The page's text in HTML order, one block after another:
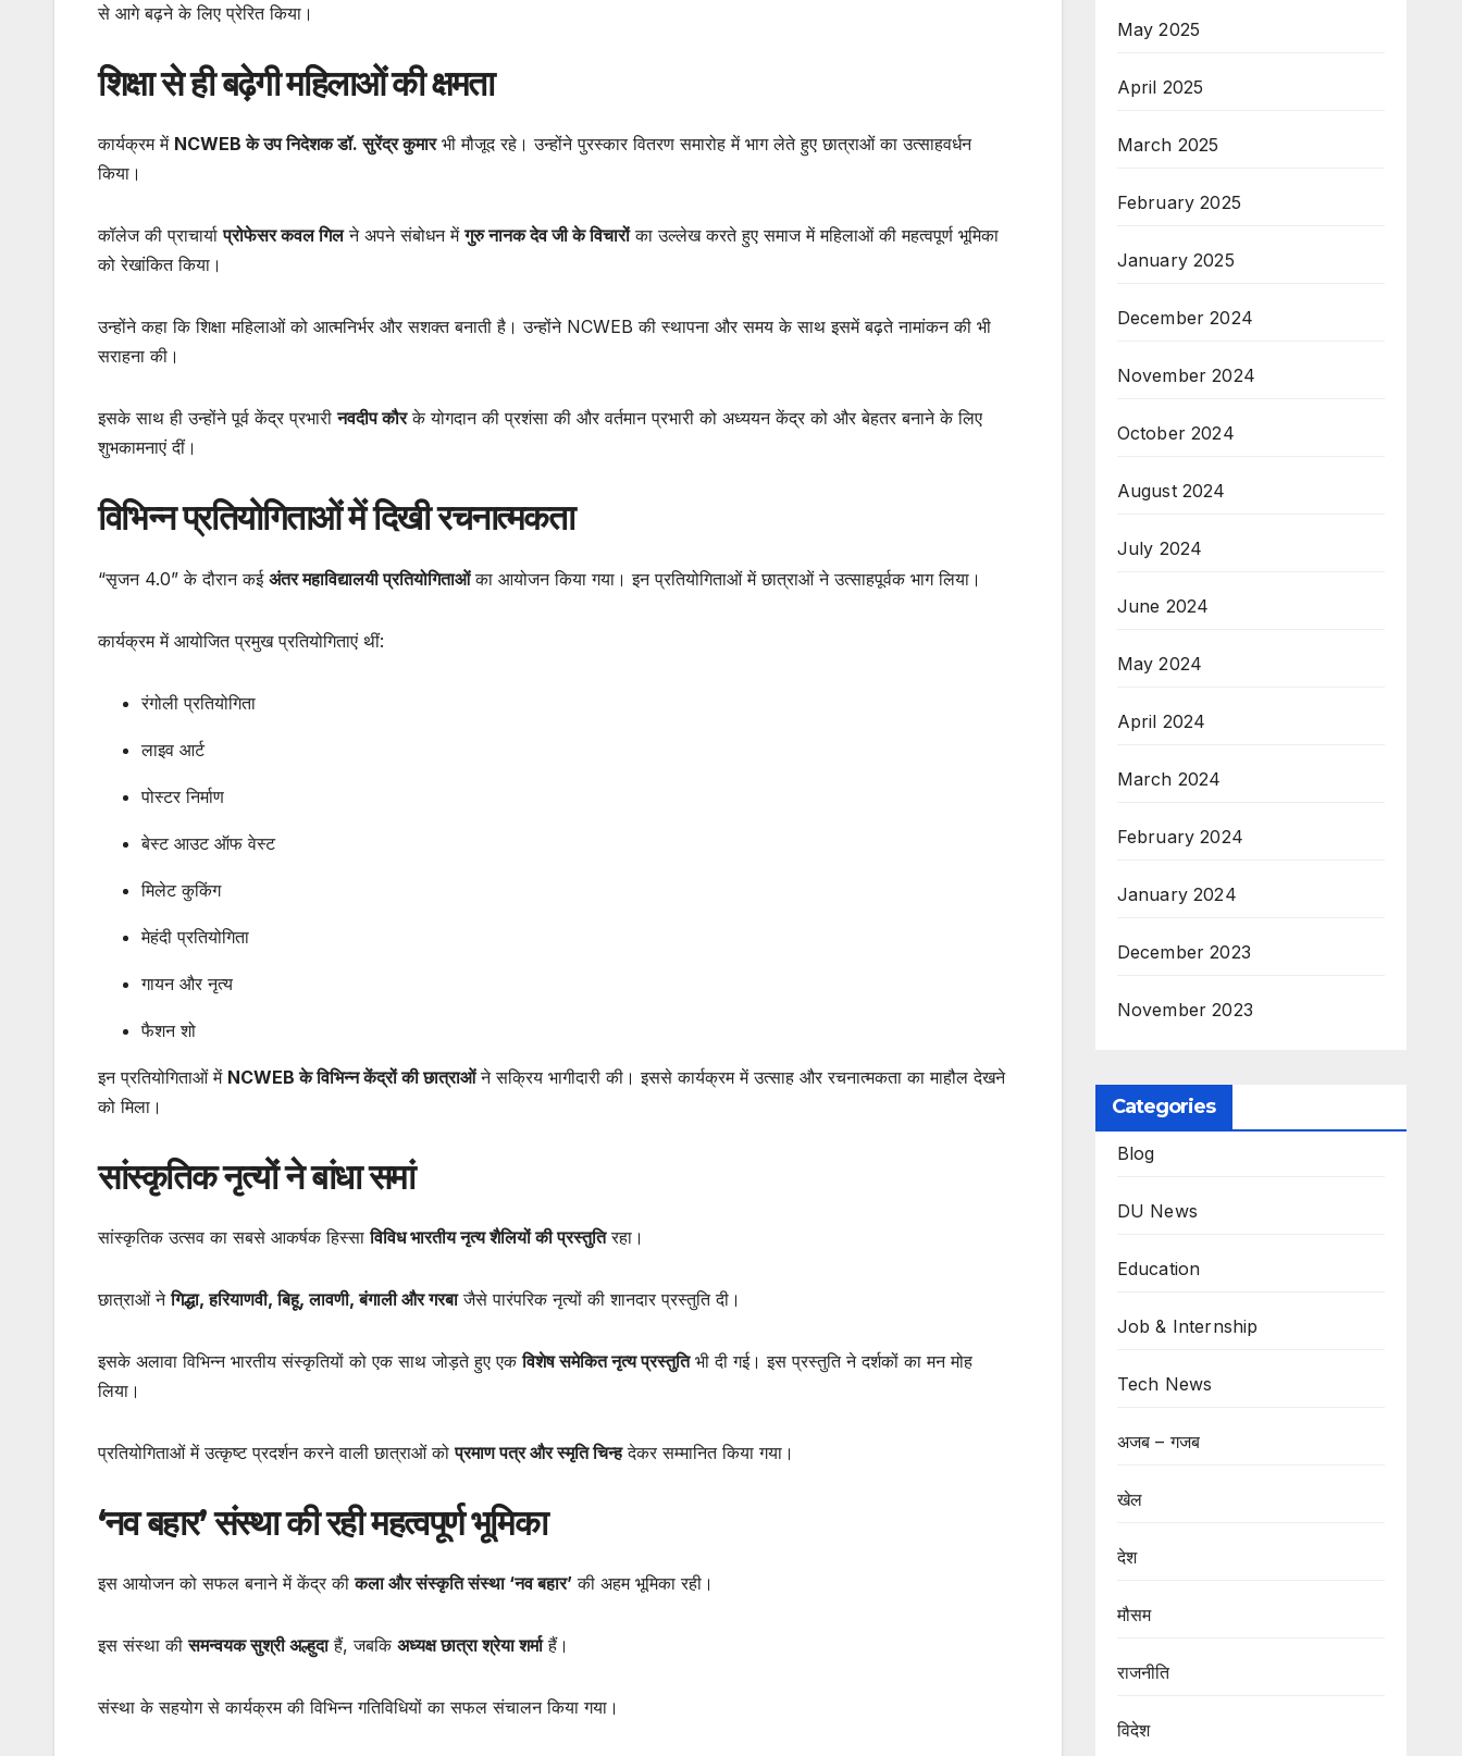
से आगे बढ़ने के लिए प्रेरित किया।
शिक्षा से ही बढ़ेगी महिलाओं की क्षमता
कार्यक्रम में NCWEB के उप निदेशक डॉ. सुरेंद्र कुमारभी मौजूद रहे। उन्होंने पुरस्कार वितरण समारोह में भाग लेते हुए छात्राओं का उत्साहवर्धन
किया।
कॉलेज की प्राचार्याप्रोफेसर कवल गिलने अपने संबोधन मेंगुरु नानक देव जी के विचारोंका उल्लेख करते हुए समाज में महिलाओं की महत्वपूर्ण भूमिका
को रेखांकित किया।
उन्होंने कहा कि शिक्षा महिलाओं को आत्मनिर्भर और सशक्त बनाती है। उन्होंने NCWEB की स्थापना और समय के साथ इसमें बढ़ते नामांकन की भी
सराहना की।
इसके साथ ही उन्होंने पूर्व केंद्र प्रभारीनवदीप कौरके योगदान की प्रशंसा की और वर्तमान प्रभारी को अध्ययन केंद्र को और बेहतर बनाने के लिए
शुभकामनाएं दीं।
विभिन्न प्रतियोगिताओं में दिखी रचनात्मकता
“सृजन 4.0” के दौरान कई अंतर महाविद्यालयी प्रतियोगिताओंका आयोजन किया गया। इन प्रतियोगिताओं में छात्राओं ने उत्साहपूर्वक भाग लिया।
कार्यक्रम में आयोजित प्रमुख प्रतियोगिताएं थीं:
रंगोली प्रतियोगिता
लाइव आर्ट
पोस्टर निर्माण
बेस्ट आउट ऑफ वेस्ट
मिलेट कुकिंग
मेहंदी प्रतियोगिता
गायन और नृत्य
फैशन शो
इन प्रतियोगिताओं में NCWEB के विभिन्न केंद्रों की छात्राओंने सक्रिय भागीदारी की। इससे कार्यक्रम में उत्साह और रचनात्मकता का माहौल देखने
को मिला।
सांस्कृतिक नृत्यों ने बांधा समां
सांस्कृतिक उत्सव का सबसे आकर्षक हिस्साविविध भारतीय नृत्य शैलियों की प्रस्तुतिरहा।
छात्राओं नेगिद्धा, हरियाणवी, बिहू, लावणी, बंगाली और गरबाजैसे पारंपरिक नृत्यों की शानदार प्रस्तुति दी।
इसके अलावा विभिन्न भारतीय संस्कृतियों को एक साथ जोड़ते हुए एकविशेष समेकित नृत्य प्रस्तुतिभी दी गई। इस प्रस्तुति ने दर्शकों का मन मोह
लिया।
प्रतियोगिताओं में उत्कृष्ट प्रदर्शन करने वाली छात्राओं कोप्रमाण पत्र और स्मृति चिन्हदेकर सम्मानित किया गया।
‘नव बहार’ संस्था की रही महत्वपूर्ण भूमिका
इस आयोजन को सफल बनाने में केंद्र कीकला और संस्कृति संस्था ‘नव बहार’ की अहम भूमिका रही।
इस संस्था कीसमन्वयक सुश्री अल्हुदाहैं, जबकि अध्यक्ष छात्रा श्रेया शर्माहैं।
संस्था के सहयोग से कार्यक्रम की विभिन्न गतिविधियों का सफल संचालन किया गया।
May 2025
April 2025
March 2025
February 2025
January 2025
December 2024
November 2024
October 2024
August 2024
July 2024
June 2024
May 2024
April 2024
March 2024
February 2024
January 2024
December 2023
November 2023
Categories
Blog
DU News
Education
Job & Internship
Tech News
अजब – गजब
खेल
देश
मौसम
राजनीति
विदेश